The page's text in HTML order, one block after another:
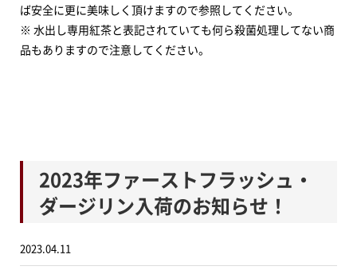
ば安全に更に美味しく頂けますので参照してください。
※ 水出し専用紅茶と表記されていても何ら殺菌処理してない商
品もありますので注意してください。
2023年ファーストフラッシュ・
ダージリン入荷のお知らせ！
2023.04.11